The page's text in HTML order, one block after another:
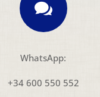

WhatsApp:
+34 600 550 552